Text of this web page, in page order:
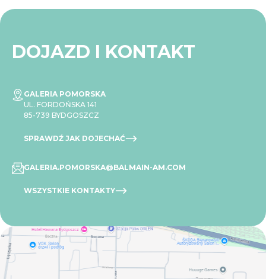
DOJAZD I KONTAKT
GALERIA POMORSKA
UL. FORDOŃSKA 141
85-739 BYDGOSZCZ
SPRAWDŹ JAK DOJECHAĆ
GALERIA.POMORSKA@BALMAIN-AM.COM
WSZYSTKIE KONTAKTY